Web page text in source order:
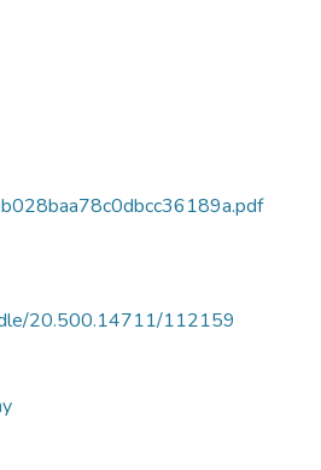
20.500.14711/112159